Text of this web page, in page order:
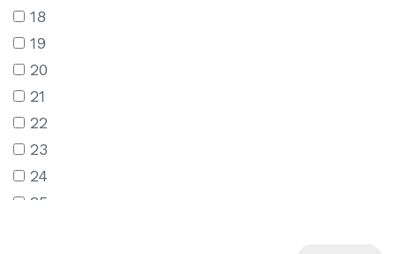
18
19
20
21
22
23
24
25